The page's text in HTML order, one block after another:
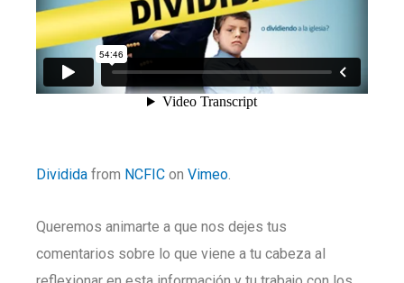
Dividida from NCFIC on Vimeo.
Queremos animarte a que nos dejes tus
comentarios sobre lo que viene a tu cabeza al